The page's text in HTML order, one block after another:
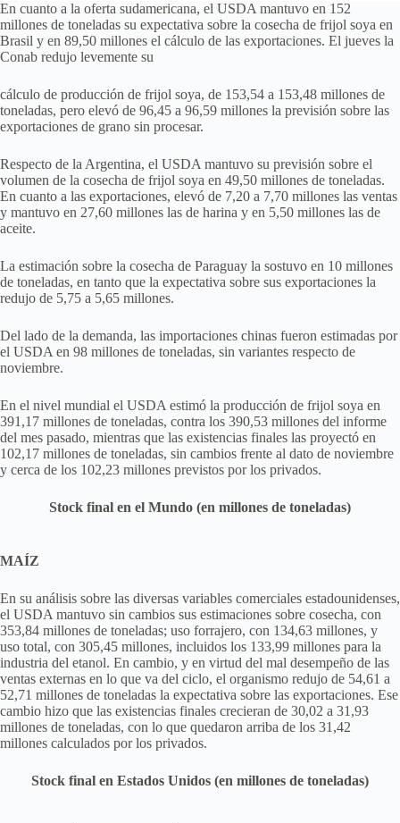
En cuanto a la oferta sudamericana, el USDA mantuvo en 152
millones de toneladas su expectativa sobre la cosecha de frijol soya en
Brasil y en 89,50 millones el cálculo de las exportaciones. El jueves la
Conab redujo levemente su
cálculo de producción de frijol soya, de 153,54 a 153,48 millones de
toneladas, pero elevó de 96,45 a 96,59 millones la previsión sobre las
exportaciones de grano sin procesar.
Respecto de la Argentina, el USDA mantuvo su previsión sobre el
volumen de la cosecha de frijol soya en 49,50 millones de toneladas.
En cuanto a las exportaciones, elevó de 7,20 a 7,70 millones las ventas
y mantuvo en 27,60 millones las de harina y en 5,50 millones las de
aceite.
La estimación sobre la cosecha de Paraguay la sostuvo en 10 millones
de toneladas, en tanto que la expectativa sobre sus exportaciones la
redujo de 5,75 a 5,65 millones.
Del lado de la demanda, las importaciones chinas fueron estimadas por
el USDA en 98 millones de toneladas, sin variantes respecto de
noviembre.
En el nivel mundial el USDA estimó la producción de frijol soya en
391,17 millones de toneladas, contra los 390,53 millones del informe
del mes pasado, mientras que las existencias finales las proyectó en
102,17 millones de toneladas, sin cambios frente al dato de noviembre
y cerca de los 102,23 millones previstos por los privados.
Stock final en el Mundo (en millones de toneladas)
MAÍZ
En su análisis sobre las diversas variables comerciales estadounidenses,
el USDA mantuvo sin cambios sus estimaciones sobre cosecha, con
353,84 millones de toneladas; uso forrajero, con 134,63 millones, y
uso total, con 305,45 millones, incluidos los 133,99 millones para la
industria del etanol. En cambio, y en virtud del mal desempeño de las
ventas externas en lo que va del ciclo, el organismo redujo de 54,61 a
52,71 millones de toneladas la expectativa sobre las exportaciones. Ese
cambio hizo que las existencias finales crecieran de 30,02 a 31,93
millones de toneladas, con lo que quedaron arriba de los 31,42
millones calculados por los privados.
Stock final en Estados Unidos (en millones de toneladas)